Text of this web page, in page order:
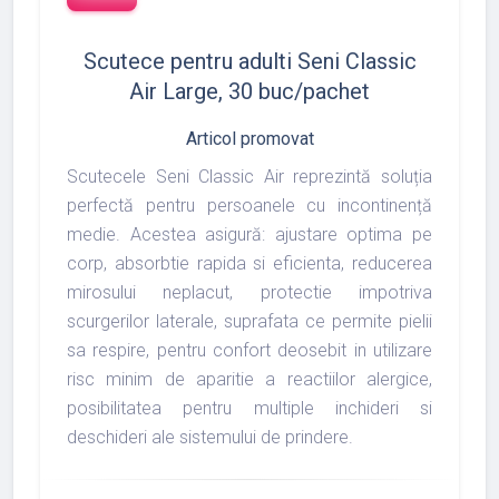
Scutece pentru adulti Seni Classic
Air Large, 30 buc/pachet
Articol promovat
Scutecele Seni Classic Air reprezintă soluția
perfectă pentru persoanele cu incontinență
medie. Acestea asigură: ajustare optima pe
corp, absorbtie rapida si eficienta, reducerea
mirosului neplacut, protectie impotriva
scurgerilor laterale, suprafata ce permite pielii
sa respire, pentru confort deosebit in utilizare
risc minim de aparitie a reactiilor alergice,
posibilitatea pentru multiple inchideri si
deschideri ale sistemului de prindere.